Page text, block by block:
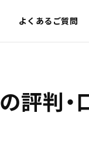
よくあるご質問
の評判・